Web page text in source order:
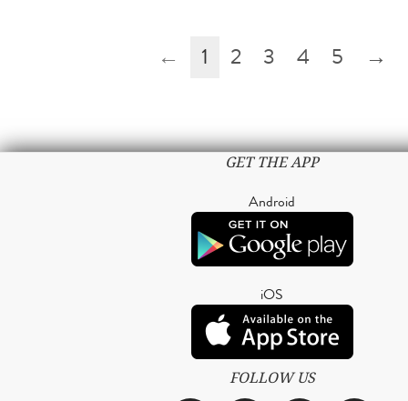
← 1 2 3 4 5 →
GET THE APP
Android
iOS
FOLLOW US